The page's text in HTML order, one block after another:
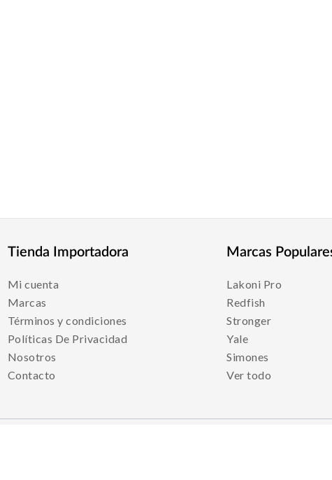
Tienda Importadora
Mi cuenta
Marcas
Términos y condiciones
Políticas De Privacidad
Nosotros
Contacto
Marcas
Lakoni Pro
Redfish
Stronger
Yale
Simones
Ver todo